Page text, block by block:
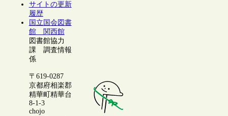
サイトの更新
履歴
国立国会図書
館 関西館
図書館協力
課 調査情報
係
〒619-0287
京都府相楽郡
精華町精華台
8-1-3
chojo